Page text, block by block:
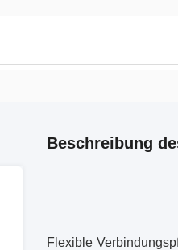
Beschreibung
Flexible